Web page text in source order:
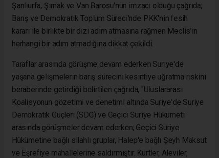
Şanlıurfa, Şırnak ve Van Barosu'nun imzacı olduğu çağrıda;
Barış ve Demokratik Toplum Süreci'nde PKK'nin fesih
kararı ile birlikte bir dizi adım atmasına rağmen Meclis'in
herhangi bir adım atmadığına dikkat çekildi.
Taraflar arasında görüşme devam ederken Suriye'de
yaşana gelişmelerin barış sürecini kesintiye uğratma riskini
beraberinde getirdiği belirtilen çağrıda, "Uluslararası
Koalisyonun gözetimi ve denetimi altında Suriye'de Suriye
Demokratik Güçleri (SDG) ve Geçici Suriye Hükümeti
arasında görüşmeler devam ederken; Geçici Suriye
Hükümetine bağlı silahlı gruplar, Halep'e bağlı Şeyh Maksut
ve Eşrefiye mahallelerine saldırmıştır. Kürtler, Aleviler,